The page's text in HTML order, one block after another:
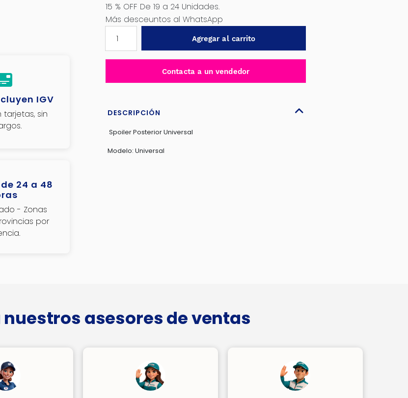
IGV
tarjetas, sin
24 a 48
- Zonas
por
15 % OFF De 19 a 24 Unidades.
Más desceuntos al WhatsApp
UNIVERSAL
SEDAN
Agregar al carrito
Contacta a un vendedor
DESCRIPCIÓN
Spoiler Posterior Universal
Modelo: Universal
asesores de ventas